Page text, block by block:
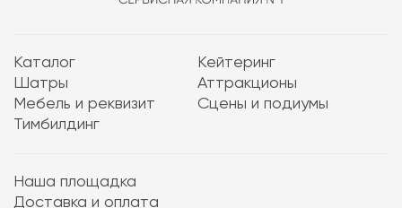
Каталог
Кейтеринг
Шатры
Аттракционы
Мебель и реквизит
Сцены и подиумы
Тимбилдинг
Наша площадка
Доставка и оплата